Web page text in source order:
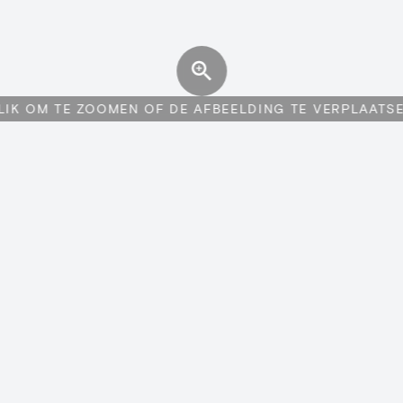
OM TE ZOOMEN OF DE AFBEELDING TE